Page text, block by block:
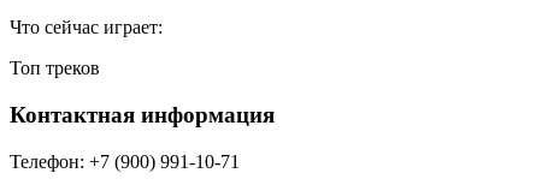
Что сейчас играет:
Топ треков
Контактная информация
Телефон: +7 (900) 991-10-71